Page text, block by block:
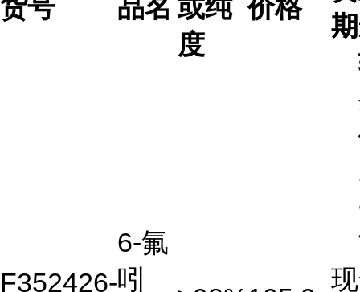
货号 品名 或纯
度
价格
期
F352426-
6-氟
吲
现